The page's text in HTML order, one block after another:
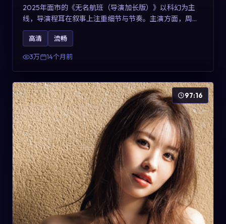
2025年面市的《无名航班（导演加长版）》以科幻为主
线，导演程耳在叙事上注重细节与节奏。主演方面，周冬
雨、凯特·布兰切特与巩俐的表演为角色增添层次。故事以
女性视角重写传统类型片的叙事惯性，可作为美国影视爱
好者的高清观影选择。
高清 流畅
3万 14个月前
97:16